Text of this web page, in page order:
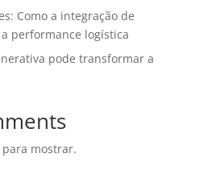
Como a integração de
performance logística
pode transformar a
mostrar.